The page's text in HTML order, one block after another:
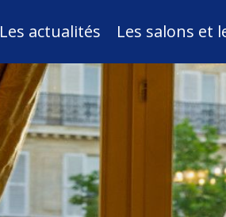
Les actualités Les salons et